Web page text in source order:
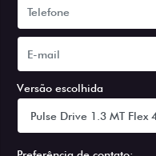
Versão escolhida